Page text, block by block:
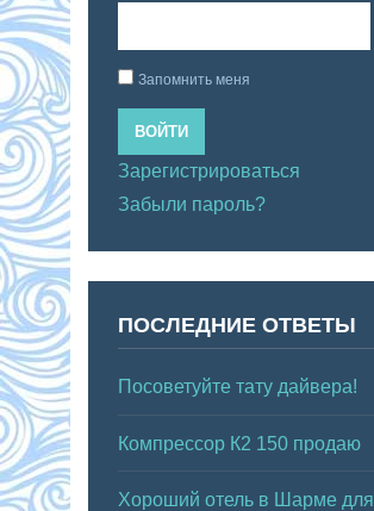
Запомнить меня
ВОЙТИ
Зарегистрироваться
Забыли пароль?
ПОСЛЕДНИЕ ОТВЕТЫ
Посоветуйте тату дайвера!
Компрессор К2 150 продаю
Хороший отель в Шарме для